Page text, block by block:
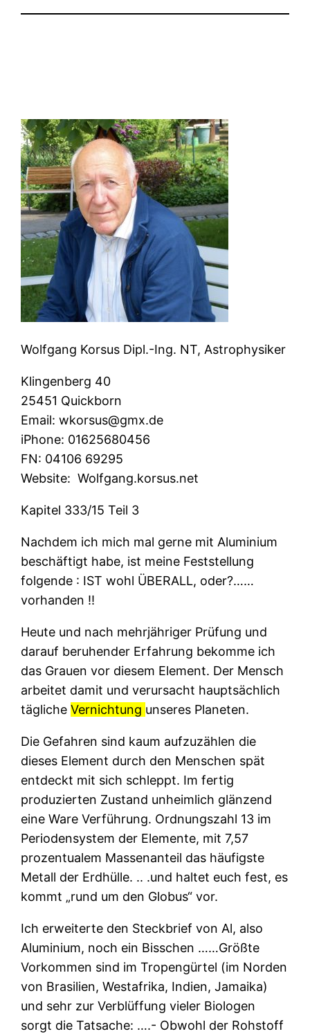
Wolfgang Korsus Dipl.-Ing. NT, Astrophysiker
Klingenberg 40
25451 Quickborn
Email: wkorsus@gmx.de
iPhone: 01625680456
FN: 04106 69295
Website: Wolfgang.korsus.net
Kapitel 333/15 Teil 3
Nachdem ich mich mal gerne mit Aluminium
beschäftigt habe, ist meine Feststellung
folgende : IST wohl ÜBERALL, oder?……
vorhanden ‼
Heute und nach mehrjähriger Prüfung und
darauf beruhender Erfahrung bekomme ich
das Grauen vor diesem Element. Der Mensch
arbeitet damit und verursacht hauptsächlich
täglicheVernichtung unseres Planeten.
Die Gefahren sind kaum aufzuzählen die
dieses Element durch den Menschen spät
entdeckt mit sich schleppt. Im fertig
produzierten Zustand unheimlich glänzend
eine Ware Verführung. Ordnungszahl 13 im
Periodensystem der Elemente, mit 7,57
prozentualem Massenanteil das häufigste
Metall der Erdhülle. .. .und haltet euch fest, es
kommt „rund um den Globus“ vor.
Ich erweiterte den Steckbrief von Al, also
Aluminium, noch ein Bisschen ……Größte
Vorkommen sind im Tropengürtel (im Norden
von Brasilien, Westafrika, Indien, Jamaika)
und sehr zur Verblüffung vieler Biologen
sorgt die Tatsache: ….- Obwohl der Rohstoff